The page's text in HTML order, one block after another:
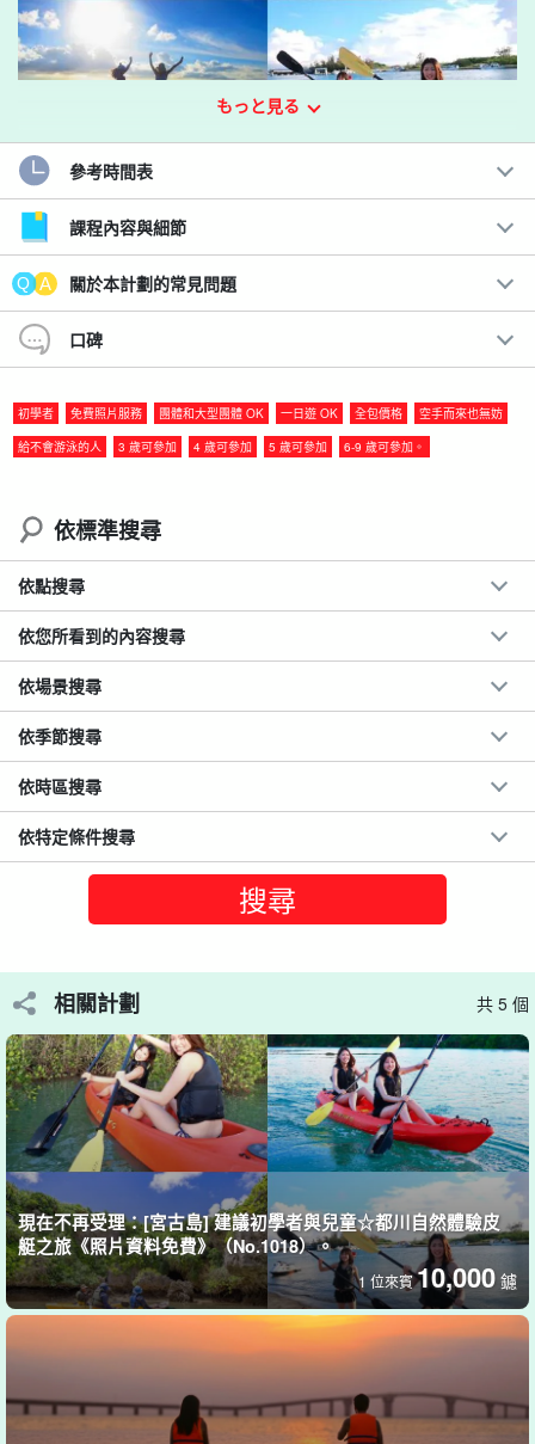
宮古島上未被探索的景點，您至少想去一次☆。
乘皮艇遊覽幻影島「Uni no Hama」。
單程 1.5 公里的皮艇之旅，前往令人陶醉的夢幻之島 Uni no
Hama！當您經過 Irabu 大橋下時，可欣賞宮古島美麗的海天全景。
建議：
可能是因為審查制度）。
可能是因為審查制度）。
○ 宮古島美麗的海天一色，令人讚嘆。
划海上皮艇時欣賞 Irabu 大橋。
如果幸運的話，您可能會看到海龜。
幽靈島「Beach of Uni」是什麼？
Uni no Hama 浮在 Irabu 大橋附近的海面上，也被稱為「幻影
島」，因為它只會在退潮時出現，而且從來不會出現兩次相同的形
狀或大小。
美麗的白沙沙灘可 360° 全方位欣賞宮古藍海！
もっと見る
參考時間表
課程內容與細節
關於本計劃的常見問題
口碑
初學者 免費照片服務 團體和大型團體 OK 一日遊 OK 全包價格
空手而來也無妨
給不會游泳的人
3 歲可參加 4 歲可參加 5 歲可參加 6-9 歲可參加。
依標準搜尋
依點搜尋
依您所看到的內容搜尋
依場景搜尋
依季節搜尋
依時區搜尋
依特定條件搜尋
相關計劃 共 5 個
現在不再受理：[宮古島] 建議初學者與兒童☆都川自然體驗皮
艇之旅《照片資料免費》（No.1018）。
1 位來賓10,000 鑢